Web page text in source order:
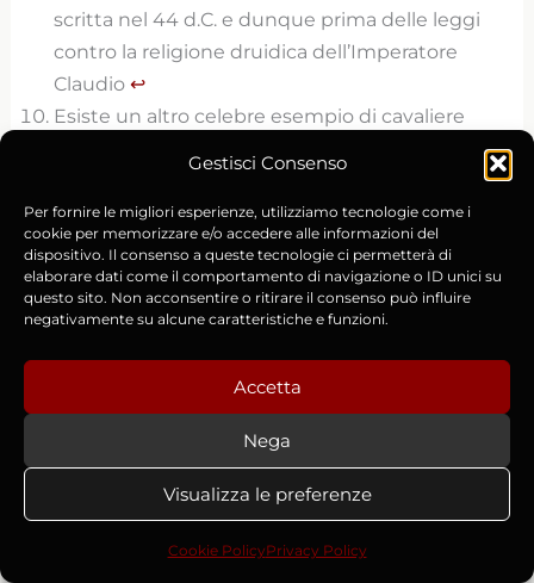
Gestisci Consenso
Per fornire le migliori esperienze, utilizziamo tecnologie come i
cookie per memorizzare e/o accedere alle informazioni del
dispositivo. Il consenso a queste tecnologie ci permetterà di
elaborare dati come il comportamento di navigazione o ID unici su
questo sito. Non acconsentire o ritirare il consenso può influire
negativamente su alcune caratteristiche e funzioni.
Accetta
Nega
Visualizza le preferenze
Cookie PolicyPrivacy Policy
scritta nel 44 d.C. e dunque prima delle leggi
contro la religione druidica dell’Imperatore
Claudio↩︎
Esiste un altro celebre esempio di cavaliere
nuotatore, che ci viene restituito dal Giappone
Suijutsu(Tecnica del nuoto), che insegnava ai
guerrieri giapponesi il nuoto in armi, con
l’armatura, la spada e tutto quanto il
necessario. Una branca di questa disciplina era
Tacito, Historiae IV-V↩︎